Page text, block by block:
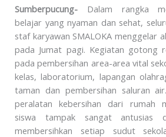
Sumberpucung- Dalam rangka
belajar yang nyaman dan sehat,
staf karyawan SMALOKA menggelar
pada Jumat pagi. Kegiatan gotong
pada pembersihan area-area vital
kelas, laboratorium, lapangan
taman dan pembersihan saluran
peralatan kebersihan dari rumah
siswa tampak sangat antusias
membersihkan setiap sudut